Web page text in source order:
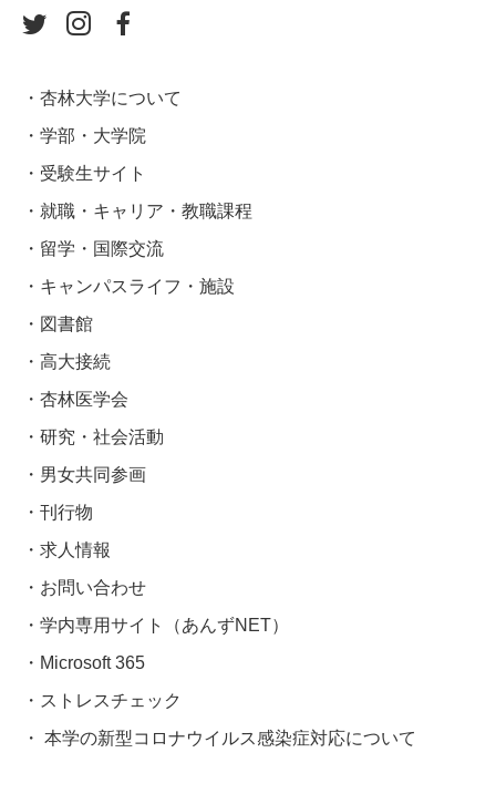
杏林大学について
学部・大学院
受験生サイト
就職・キャリア・教職課程
留学・国際交流
キャンパスライフ・施設
図書館
高大接続
杏林医学会
研究・社会活動
男女共同参画
刊行物
求人情報
お問い合わせ
学内専用サイト（あんずNET）
Microsoft 365
ストレスチェック
本学の新型コロナウイルス感染症対応について